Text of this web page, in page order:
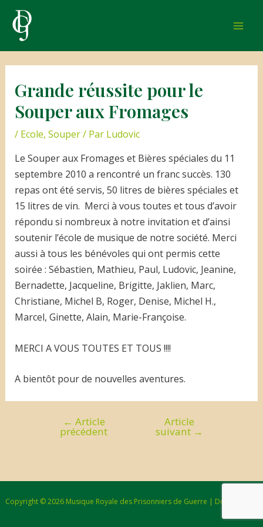
Aller
contenu
Grande réussite pour le
Souper aux Fromages
/ Ecole, Souper/ Par Ludovic
Le Souper aux Fromages et Bières spéciales du 11
septembre 2010 a rencontré un franc succès. 130
repas ont été servis, 50 litres de bières spéciales et
15 litres de vin. Merci à vous toutes et tous d’avoir
répondu si nombreux à notre invitation et d’ainsi
soutenir l’école de musique de notre société. Merci
aussi à tous les bénévoles qui ont permis cette
soirée : Sébastien, Mathieu, Paul, Ludovic, Jeanine,
Bernadette, Jacqueline, Brigitte, Jaklien, Marc,
Christiane, Michel B, Roger, Denise, Michel H.,
Marcel, Ginette, Alain, Marie-Françoise.
MERCI A VOUS TOUTES ET TOUS !!!!
A bientôt pour de nouvelles aventures.
Navigation
← Article
précédent
Article
suivant →
Copyright © 2026 Musique Royale des Prisonniers de Guerre | Design : Bzzz